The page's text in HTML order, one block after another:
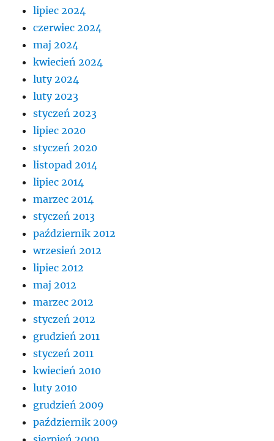
lipiec 2024
czerwiec 2024
maj 2024
kwiecień 2024
luty 2024
luty 2023
styczeń 2023
lipiec 2020
styczeń 2020
listopad 2014
lipiec 2014
marzec 2014
styczeń 2013
październik 2012
wrzesień 2012
lipiec 2012
maj 2012
marzec 2012
styczeń 2012
grudzień 2011
styczeń 2011
kwiecień 2010
luty 2010
grudzień 2009
październik 2009